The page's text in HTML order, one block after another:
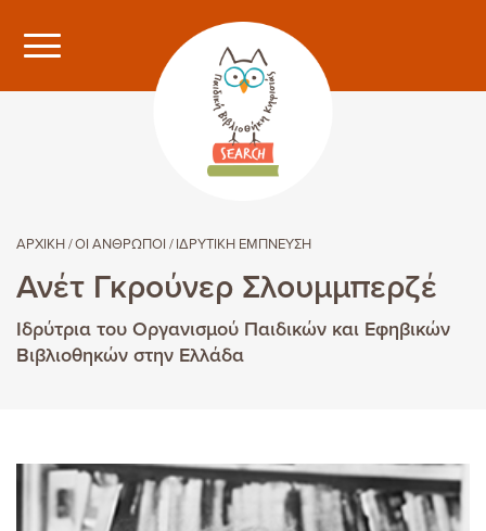
ΑΡΧΙΚΗ ΟΙ ΆΝΘΡΩΠΟΙ ΙΔΡΥΤΙΚΉ ΈΜΠΝΕΥΣΗ
Ανέτ Γκρούνερ Σλουμμπερζέ
Ιδρύτρια του Οργανισμού Παιδικών και Εφηβικών
Βιβλιοθηκών στην Ελλάδα